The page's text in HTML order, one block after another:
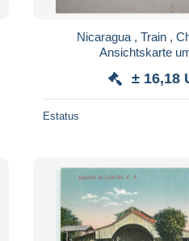
Nicaragua , Train , Chichigalpa ,
± 16,18
Estatus